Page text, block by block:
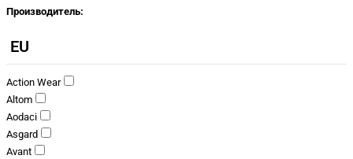
Производитель:
EU
Action Wear
Altom
Aodaci
Asgard
Avant